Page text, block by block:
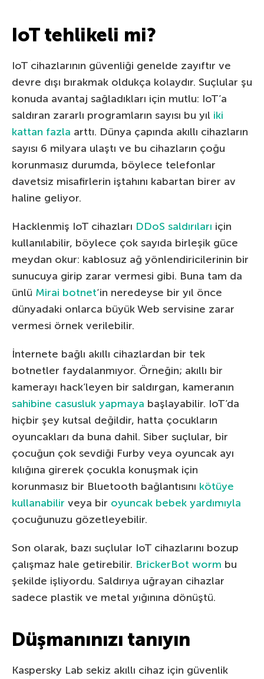
IoT tehlikeli mi?
IoT cihazlarının güvenliği genelde zayıftır ve
devre dışı bırakmak oldukça kolaydır. Suçlular şu
konuda avantaj sağladıkları için mutlu: IoT’a
saldıran zararlı programların sayısı bu yıl iki
kattan fazla arttı. Dünya çapında akıllı cihazların
sayısı 6 milyara ulaştı ve bu cihazların çoğu
korunmasız durumda, böylece telefonlar
davetsiz misafirlerin iştahını kabartan birer av
haline geliyor.
Hacklenmiş IoT cihazları DDoS saldırıları için
kullanılabilir, böylece çok sayıda birleşik güce
meydan okur: kablosuz ağ yönlendiricilerinin bir
sunucuya girip zarar vermesi gibi. Buna tam da
ünlü Mirai botnet‘in neredeyse bir yıl önce
dünyadaki onlarca büyük Web servisine zarar
vermesi örnek verilebilir.
İnternete bağlı akıllı cihazlardan bir tek
botnetler faydalanmıyor. Örneğin; akıllı bir
kamerayı hack’leyen bir saldırgan, kameranın
sahibine casusluk yapmaya başlayabilir. IoT’da
hiçbir şey kutsal değildir, hatta çocukların
oyuncakları da buna dahil. Siber suçlular, bir
çocuğun çok sevdiği Furby veya oyuncak ayı
kılığına girerek çocukla konuşmak için
korunmasız bir Bluetooth bağlantısını kötüye
kullanabilir veya bir oyuncak bebek yardımıyla
çocuğunuzu gözetleyebilir.
Son olarak, bazı suçlular IoT cihazlarını bozup
çalışmaz hale getirebilir. BrickerBot worm bu
şekilde işliyordu. Saldırıya uğrayan cihazlar
sadece plastik ve metal yığınına dönüştü.
Düşmanınızı tanıyın
Kaspersky Lab sekiz akıllı cihaz için güvenlik